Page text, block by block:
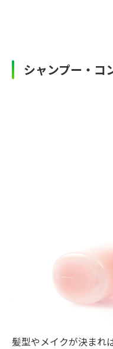
シャンプー・コ
髪型やメイクが決まれ